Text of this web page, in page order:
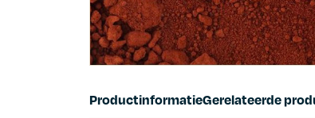
ProductinformatieGerelateerde